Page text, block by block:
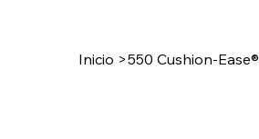
Inicio >550 Cushion-Ease®